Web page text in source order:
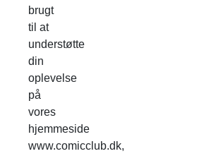
brugt
til at
understøtte
din
oplevelse
på
vores
hjemmeside
www.comicclub.dk,